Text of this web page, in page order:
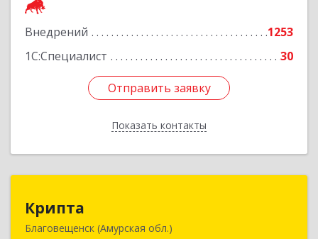
Внедрений
1253
1С:Специалист
30
Отправить заявку
Показать контакты
Отправить заявку
Назад
Крипта
Благовещенск (Амурская обл.)
675000, Амурская обл, Благовещенск г,